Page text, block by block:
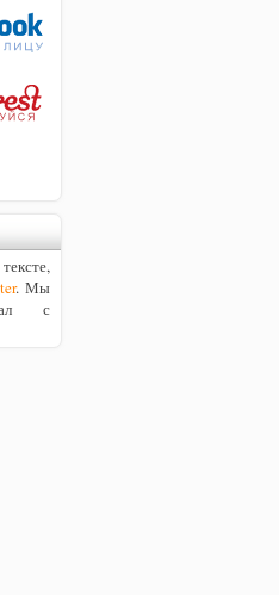
. Мы
с